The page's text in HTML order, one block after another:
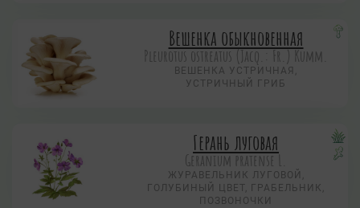
Вешенка обыкновенная
Pleurotus ostreatus (Jacq.: Fr.) Kumm.
ВЕШЕНКА УСТРИЧНАЯ,
УСТРИЧНЫЙ ГРИБ
Герань луговая
Geranium pratense L.
ЖУРАВЕЛЬНИК ЛУГОВОЙ,
ГОЛУБИНЫЙ ЦВЕТ, ГРАБЕЛЬНИК,
ПОЗВОНОЧКИ